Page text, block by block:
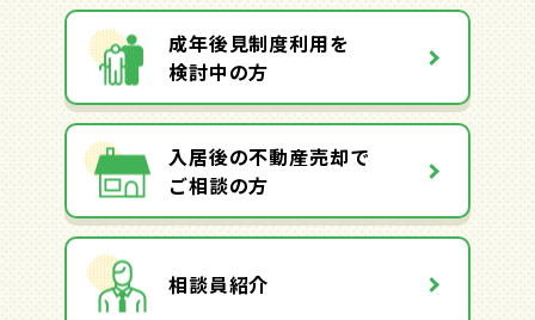
成年後見制度利用を
検討中の方
入居後の不動産売却で
ご相談の方
相談員紹介